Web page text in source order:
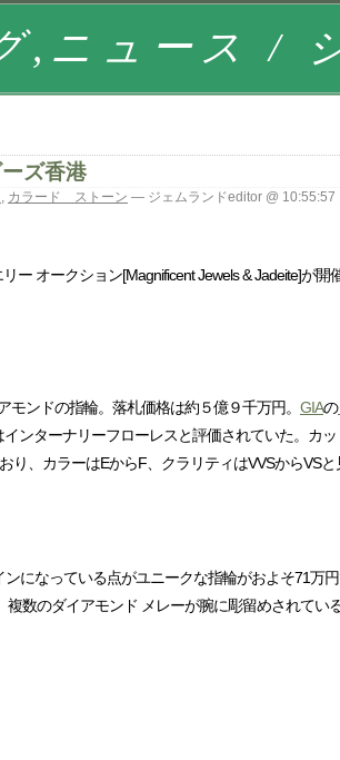
,ニュース /
ズ香港
, カラード ストーン — ジェムランドeditor @ 10:55:57
オークション[Magnificent Jewels & Jadeite]が開
モンドの指輪。落札価格は約５億９千万円。 GIAの
ンターナリーフローレスと評価されていた。カッ
、カラーはEからF、クラリティはVVSからVSと
ンになっている点がユニークな指輪がおよそ71万
数のダイアモンド メレーが腕に彫留めされて